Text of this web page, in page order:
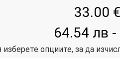
33.00
64.54 лв
опциите, за да